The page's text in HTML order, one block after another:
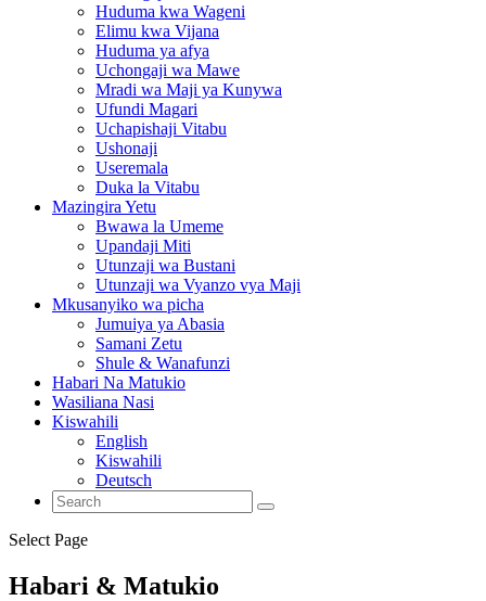
Huduma kwa Wageni
Elimu kwa Vijana
Huduma ya afya
Uchongaji wa Mawe
Mradi wa Maji ya Kunywa
Ufundi Magari
Uchapishaji Vitabu
Ushonaji
Useremala
Duka la Vitabu
Mazingira Yetu
Bwawa la Umeme
Upandaji Miti
Utunzaji wa Bustani
Utunzaji wa Vyanzo vya Maji
Mkusanyiko wa picha
Jumuiya ya Abasia
Samani Zetu
Shule & Wanafunzi
Habari Na Matukio
Wasiliana Nasi
Kiswahili
English
Kiswahili
Deutsch
Select Page
Habari & Matukio